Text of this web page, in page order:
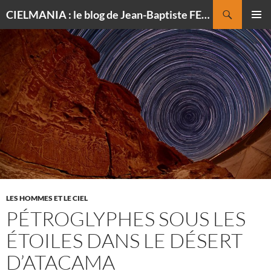
CIELMANIA : le blog de Jean-Baptiste FELDMANN, photographe du ciel
MENU
CONTENU
LES HOMMES ET LE CIEL
PÉTROGLYPHES SOUS LES
ÉTOILES DANS LE DÉSERT
D’ATACAMA